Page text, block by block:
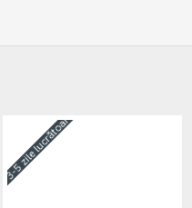
3-5 zile lucrătoare